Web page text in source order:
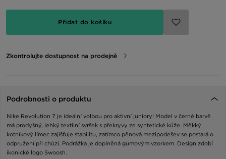
Přidat do košíku
Zkontrolujte dostupnost na prodejně
Podrobnosti o produktu
Nike Revolution 7 je ideální volbou pro aktivní juniory! Model v černé barvě
má prodyšný, lehký textilní svršek s překryvy ze syntetické kůže. Měkký
kotníkový límec zajišťuje stabilitu, zatímco pěnová mezipodešev se postará o
odpružení při chůzi. Podrážka je doplněná gumovým vzorkem. Design zdobí
ikonické logo Swoosh.